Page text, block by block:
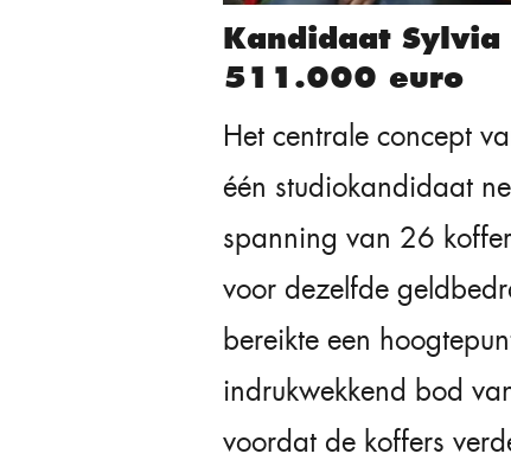
Kandidaat
511.000 euro
Het centrale concept
één studiokandidaat
spanning van 26
voor dezelfde
bereikte een
indrukwekkend bod
voordat de koffers